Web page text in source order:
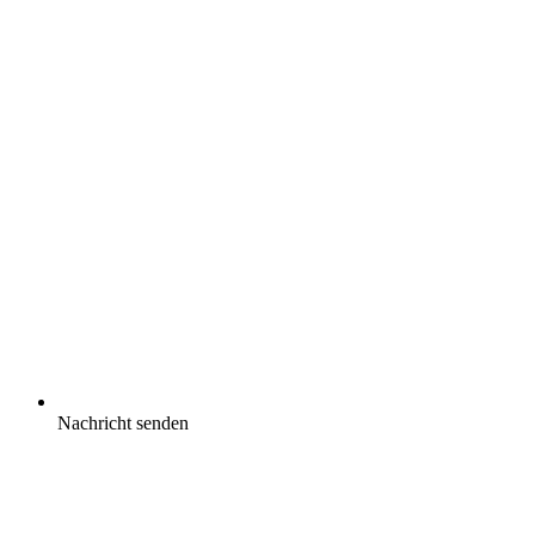
Nachricht senden